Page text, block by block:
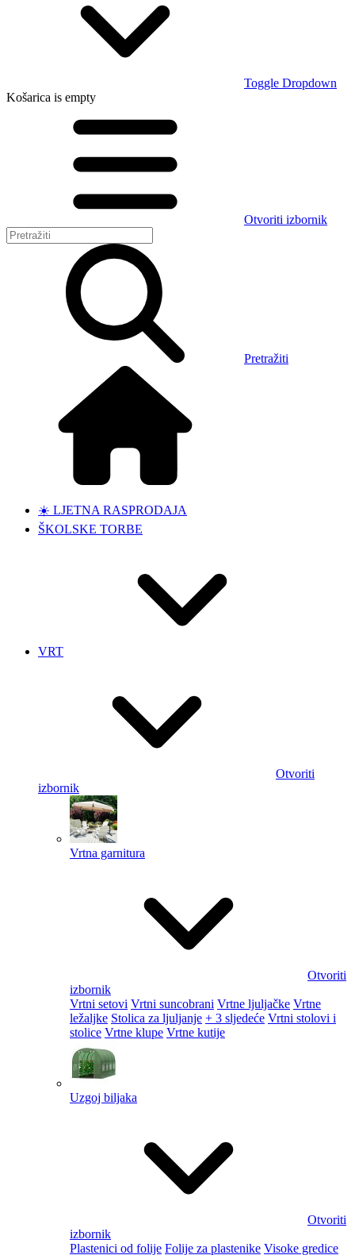
Toggle Dropdown
Košarica is empty
Otvoriti izbornik
Pretražiti
☀️ LJETNA RASPRODAJA
ŠKOLSKE TORBE
VRT
Otvoriti
izbornik
Vrtna garnitura
Otvoriti
izbornik
Vrtni setovi Vrtni suncobrani Vrtne ljuljačke Vrtne
ležaljke Stolica za ljuljanje + 3 sljedeće Vrtni stolovi i
stolice Vrtne klupe Vrtne kutije
Uzgoj biljaka
Otvoriti
izbornik
Plastenici od folije Folije za plastenike Visoke gredice